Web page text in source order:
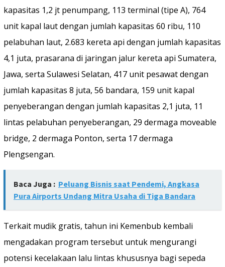
kapasitas 1,2 jt penumpang, 113 terminal (tipe A), 764
unit kapal laut dengan jumlah kapasitas 60 ribu, 110
pelabuhan laut, 2.683 kereta api dengan jumlah kapasitas
4,1 juta, prasarana di jaringan jalur kereta api Sumatera,
Jawa, serta Sulawesi Selatan, 417 unit pesawat dengan
jumlah kapasitas 8 juta, 56 bandara, 159 unit kapal
penyeberangan dengan jumlah kapasitas 2,1 juta, 11
lintas pelabuhan penyeberangan, 29 dermaga moveable
bridge, 2 dermaga Ponton, serta 17 dermaga
Plengsengan.
Baca Juga : Peluang Bisnis saat Pendemi, Angkasa
Pura Airports Undang Mitra Usaha di Tiga Bandara
Terkait mudik gratis, tahun ini Kemenbub kembali
mengadakan program tersebut untuk mengurangi
potensi kecelakaan lalu lintas khususnya bagi sepeda